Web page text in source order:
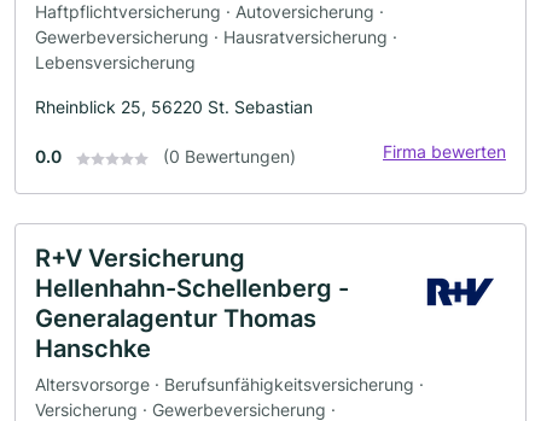
Haftpflichtversicherung · Autoversicherung ·
Gewerbeversicherung · Hausratversicherung ·
Lebensversicherung
Rheinblick 25, 56220 St. Sebastian
0.0 (0 Bewertungen) Firma bewerten
R+V Versicherung
Hellenhahn-Schellenberg -
Generalagentur Thomas
Hanschke
Altersvorsorge · Berufsunfähigkeitsversicherung ·
Versicherung · Gewerbeversicherung ·